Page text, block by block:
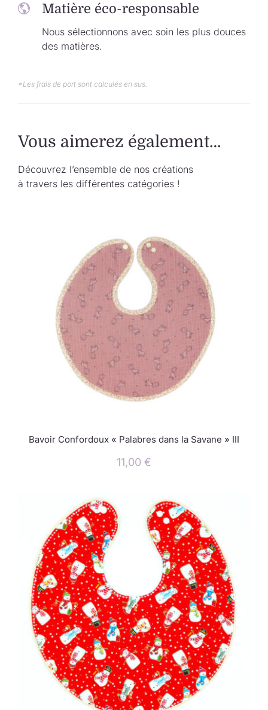
Matière éco-responsable
Nous sélectionnons avec soin les plus douces
des matières.
*Les frais de port sont calculés en sus.
Vous aimerez également…
Découvrez l’ensemble de nos créations
à travers les différentes catégories !
Bavoir Confordoux « Palabres dans la Savane » III
11,00 €